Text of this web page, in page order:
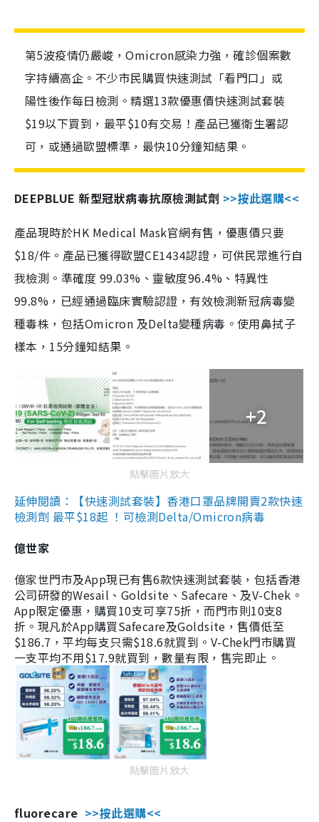
第5波疫情仍嚴峻，Omicron感染力強，確診個案數
字持續高企。不少市民購買快速測試「看門口」或
陽性後作每日檢測。精選13款優惠價快速測試套裝
$19以下買到，最平$10有交易！產品已獲衛生署認
可，或通過歐盟標準，最快10分鐘知結果。
DEEPBLUE 新型冠狀病毒抗原檢測試劑 >>按此選購<<
產品現時於HK Medical Mask官網有售，優惠價只要
$18/件。產品已獲得歐盟CE1434認證，可供民眾進行自
我檢測。準確度 99.03%、靈敏度96.4%、特異性
99.8%，已經通過臨床實驗認證，有效檢測新冠病毒變
種毒株，包括Omicron 及Delta變種病毒。使用鼻拭子
樣本，15分鐘知結果。
+2
點擊圖片放大
延伸閱讀：【快速測試套裝】香港口罩品牌開賣2款快速
檢測劑 最平$18起 ！可檢測Delta/Omicron病毒
億世家
億家世門市及App現已有售6款快速測試套裝，包括香港
公司研發的Wesail、Goldsite、Safecare、及V-Chek。
App限定優惠，購買10支可享75折，而門市則10支8
折。現凡於App購買Safecare及Goldsite，售價低至
$186.7，平均每支只需$18.6就買到。V-Chek門市購買
一支平均不用$17.9就買到，數量有限，售完即止。
點擊圖片放大
fluorecare >>按此選購<<